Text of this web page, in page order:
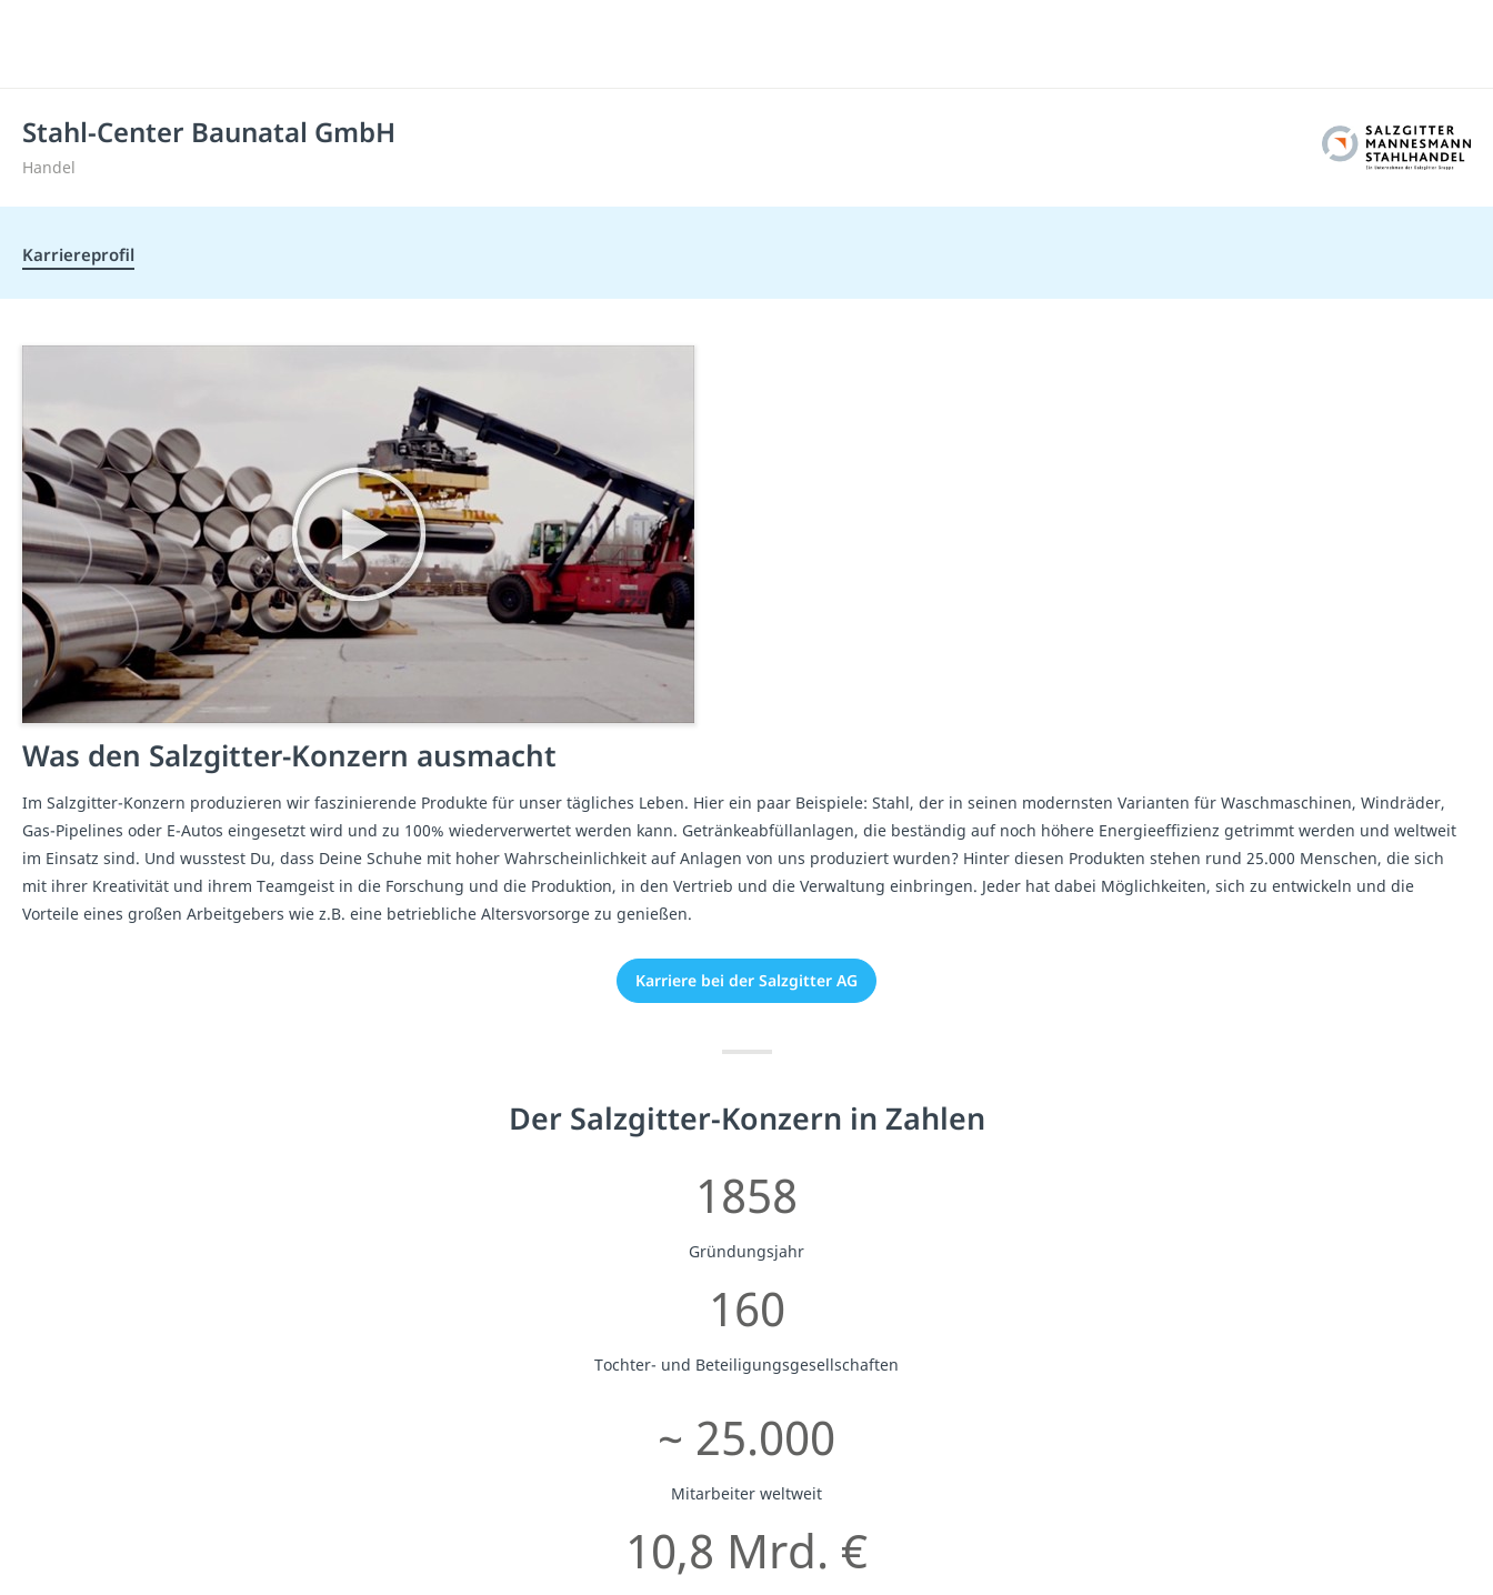
Stahl-Center Baunatal GmbH
Handel
Karriereprofil
Was den Salzgitter-Konzern ausmacht
Im Salzgitter-Konzern produzieren wir faszinierende Produkte für unser tägliches Leben. Hier ein paar Beispiele: Stahl, der in seinen modernsten Varianten für Waschmaschinen, Windräder,
Gas-Pipelines oder E-Autos eingesetzt wird und zu 100% wiederverwertet werden kann. Getränkeabfüllanlagen, die beständig auf noch höhere Energieeffizienz getrimmt werden und weltweit
im Einsatz sind. Und wusstest Du, dass Deine Schuhe mit hoher Wahrscheinlichkeit auf Anlagen von uns produziert wurden? Hinter diesen Produkten stehen rund 25.000 Menschen, die sich
mit ihrer Kreativität und ihrem Teamgeist in die Forschung und die Produktion, in den Vertrieb und die Verwaltung einbringen. Jeder hat dabei Möglichkeiten, sich zu entwickeln und die
Vorteile eines großen Arbeitgebers wie z.B. eine betriebliche Altersvorsorge zu genießen.
Karriere bei der Salzgitter AG
Der Salzgitter-Konzern in Zahlen
1858
Gründungsjahr
160
Tochter- und Beteiligungsgesellschaften
~ 25.000
Mitarbeiter weltweit
10,8 Mrd. €